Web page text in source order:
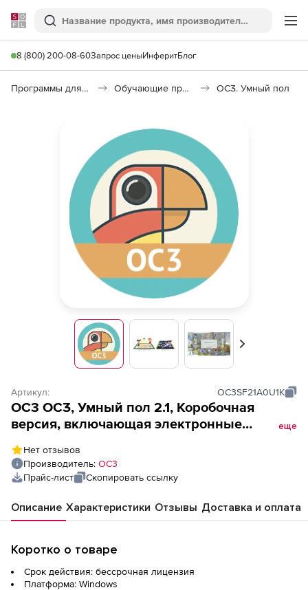
Softline
Поиск
8 (800) 200-08-60Запрос ценыИнферитБлог
Программы для образования и науки Обучающие программы ОСӠ. Умный пол
Вперед
Артикул: OC3SF21А0U1K
OC3 ОСӠ, Умный пол 2.1, Коробочная
версия, включающая электронные
(бессрочная лицензия),
еще
Нет отзывов
Производитель: ОС3
Прайс-лист
Скопировать ссылку
Описание Характеристики Отзывы Доставка и оплата
Коротко о товаре
Срок действия: бессрочная лицензия
Платформа: Windows